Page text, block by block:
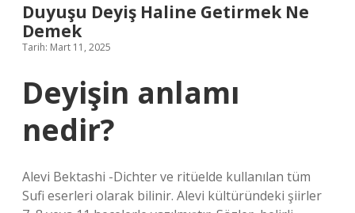
Duyuşu Deyiş Haline Getirmek Ne
Demek
Tarih: Mart 11, 2025
Deyişin anlamı
nedir?
Alevi Bektashi -Dichter ve ritüelde kullanılan tüm
Sufi eserleri olarak bilinir. Alevi kültüründeki şiirler